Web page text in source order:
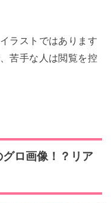
ラストではあります
苦手な人は閲覧を控
ロ画像！？リア